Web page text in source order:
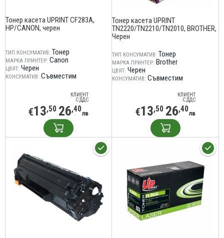
Тонер касета UPRINT CF283A,
HP/CANON, черен
ТИП КОНСУМАТИВ: Тонер
МАРКА ПРИНТЕР: Canon
ЦВЯТ: Черен
КОНСУМАТИВ: Съвместим
КЛИЕНТ
С ДДС
€13,50 26,40лв
Тонер касета UPRINT
TN2220/TN2210/TN2010, BROTHER,
Черен
ТИП КОНСУМАТИВ: Тонер
МАРКА ПРИНТЕР: Brother
ЦВЯТ: Черен
КОНСУМАТИВ: Съвместим
КЛИЕНТ
С ДДС
€13,50 26,40лв